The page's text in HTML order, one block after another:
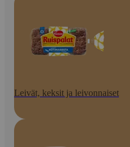
Leivät, keksit ja leivonnaiset